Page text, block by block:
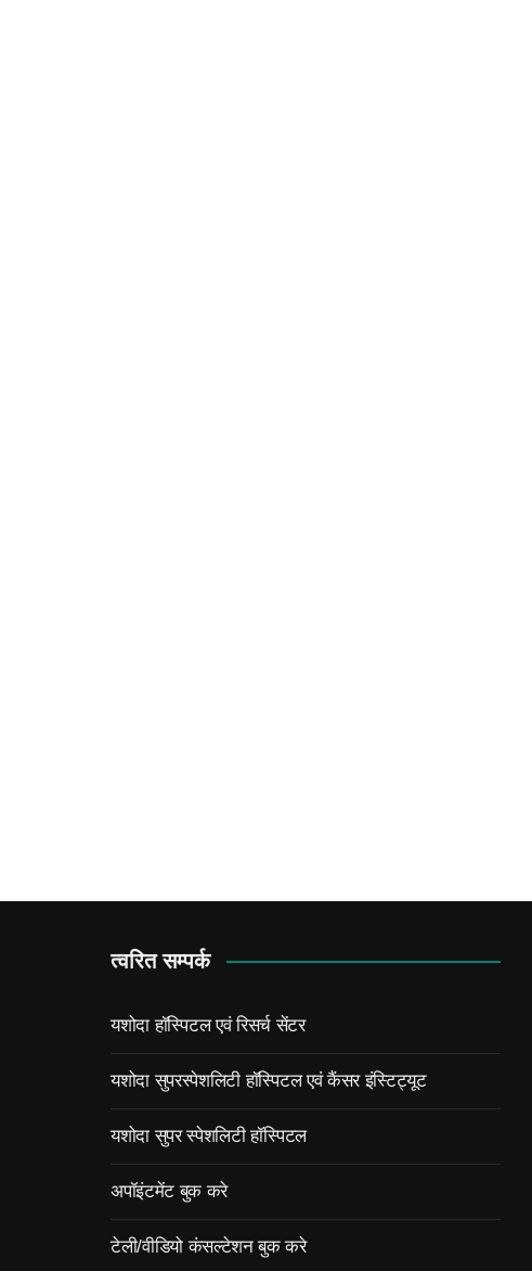
त्वरित सम्पर्क
यशोदा हॉस्पिटल एवं रिसर्च सेंटर
यशोदा सुपरस्पेशलिटी हॉस्पिटल एवं कैंसर इंस्टिट्यूट
यशोदा सुपर स्पेशलिटी हॉस्पिटल
अपॉइंटमेंट बुक करे
टेली/वीडियो कंसल्टेशन बुक करे